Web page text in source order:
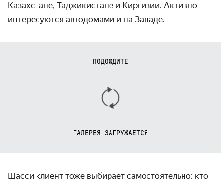
Казахстане, Таджикистане и Киргизии. Активно
интересуются автодомами и на Западе.
ПОДОЖДИТЕ
ГАЛЕРЕЯ ЗАГРУЖАЕТСЯ
Шасси клиент тоже выбирает самостоятельно: кто-